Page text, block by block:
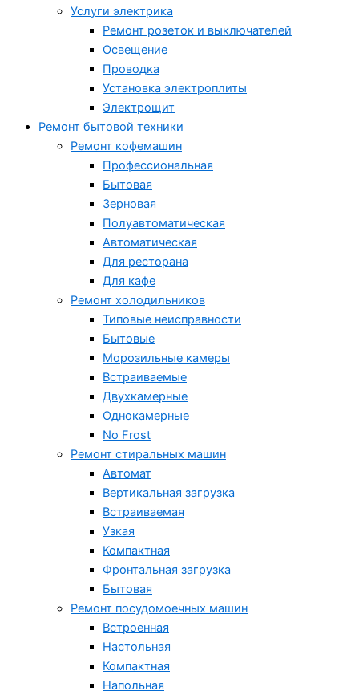
Услуги электрика
Ремонт розеток и выключателей
Освещение
Проводка
Установка электроплиты
Электрощит
Ремонт бытовой техники
Ремонт кофемашин
Профессиональная
Бытовая
Зерновая
Полуавтоматическая
Автоматическая
Для ресторана
Для кафе
Ремонт холодильников
Типовые неисправности
Бытовые
Морозильные камеры
Встраиваемые
Двухкамерные
Однокамерные
No Frost
Ремонт стиральных машин
Автомат
Вертикальная загрузка
Встраиваемая
Узкая
Компактная
Фронтальная загрузка
Бытовая
Ремонт посудомоечных машин
Встроенная
Настольная
Компактная
Напольная